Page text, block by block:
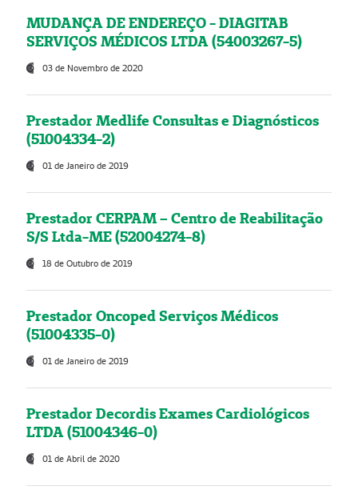
MUDANÇA DE ENDEREÇO - DIAGITAB
SERVIÇOS MÉDICOS LTDA (54003267-5)
03 de Novembro de 2020
Prestador Medlife Consultas e Diagnósticos
(51004334-2)
01 de Janeiro de 2019
Prestador CERPAM – Centro de Reabilitação
S/S Ltda-ME (52004274-8)
18 de Outubro de 2019
Prestador Oncoped Serviços Médicos
(51004335-0)
01 de Janeiro de 2019
Prestador Decordis Exames Cardiológicos
LTDA (51004346-0)
01 de Abril de 2020